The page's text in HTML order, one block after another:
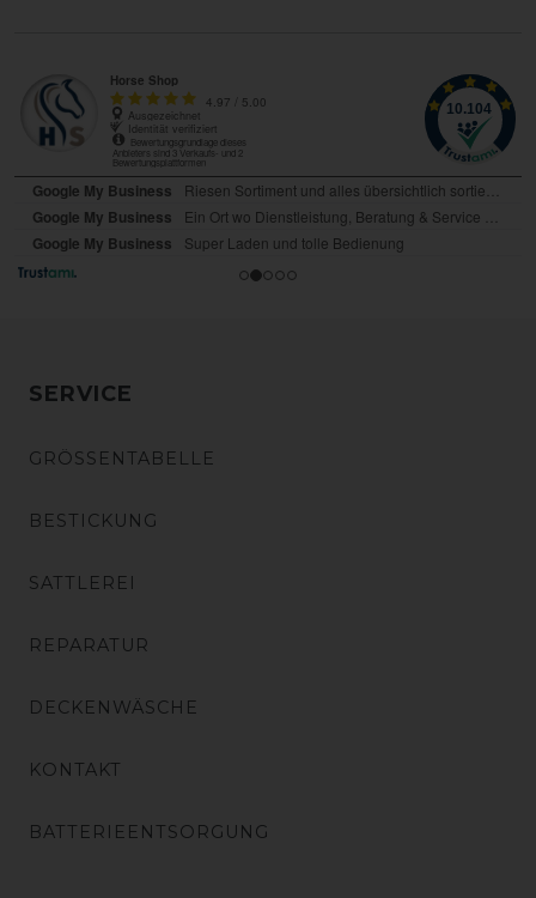
SERVICE
GRÖSSENTABELLE
BESTICKUNG
SATTLEREI
REPARATUR
DECKENWÄSCHE
KONTAKT
BATTERIEENTSORGUNG